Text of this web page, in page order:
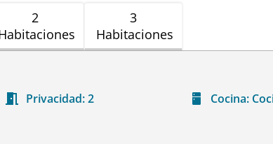
2
3
Habitaciones
Privacidad: 2 Cocina: